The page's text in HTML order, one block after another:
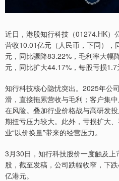
近日，港股知行科技（01274.HK）
营收10.01亿元（人民币，下同）
元，同比骤降83.22%，毛利率大幅
元，同比扩大44.17%，每股亏损1.7
知行科技核心隐忧突出。2025年公
滑，直接拖累营收与毛利；客户集
在风险。叠加行业价格战与高研发
期扭亏压力较大。此外，亏损扩大
业“以价换量”带来的经营压力。
3月30日，知行科技股价一度触及
股，截至发稿，公司跌幅收窄，下
亿港元。